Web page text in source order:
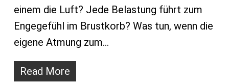
einem die Luft? Jede Belastung führt zum
Engegefühl im Brustkorb? Was tun, wenn die
eigene Atmung zum…
Read More